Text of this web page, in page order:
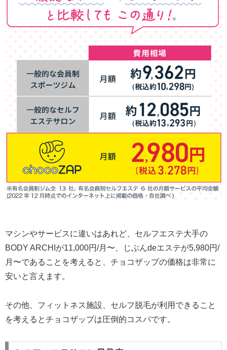
マシンやサービスに違いはあれど、セルフエステ大手の
BODY ARCHIが11,000円/月〜、じぶんdeエステが5,980円/
月〜であることを考えると、チョコザップの価格は非常に
安いと言えます。
その他、フィットネス施設、セルフ脱毛が利用できること
を考えるとチョコザップは圧倒的コスパです。